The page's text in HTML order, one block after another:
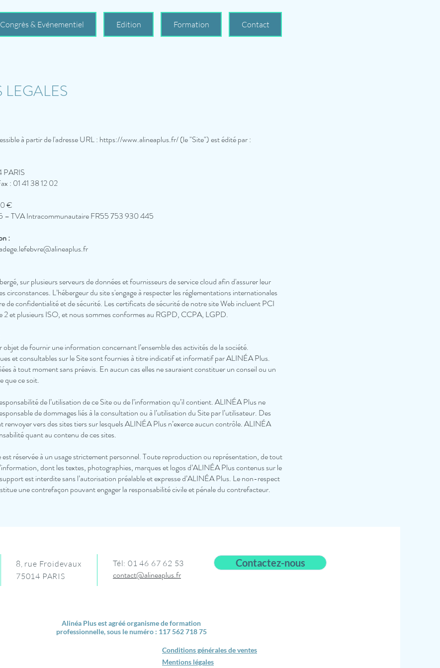
Congrès & Evénementiel Edition Formation Contact
à partir de l'adresse URL : https://www.alineaplus.fr/(le "Site") est édité par :
PARIS
: 01 41 38 12 02
€
– TVA Intracommunautaire FR55 753 930 445
:
sur plusieurs serveurs de données et fournisseurs de service cloud afin d'assurer leur
L’hébergeur du site s'engage à respecter les réglementations internationales
de confidentialité et de sécurité. Les certificats de sécurité de notre site Web incluent PCI
2 et plusieurs ISO, et nous sommes conformes au RGPD, CCPA, LGPD.
objet de fournir une information concernant l’ensemble des activités de la société.
et consultables sur le Site sont fournies à titre indicatif et informatif par ALINÉA Plus.
à tout moment sans préavis. En aucun cas elles ne sauraient constituer un conseil ou un
que ce soit.
de l’utilisation de ce Site ou de l’information qu’il contient. ALINÉA Plus ne
de dommages liés à la consultation ou à l’utilisation du Site par l’utilisateur. Des
renvoyer vers des sites tiers sur lesquels ALINÉA Plus n’exerce aucun contrôle. ALINÉA
quant au contenu de ces sites.
est réservée à un usage strictement personnel. Toute reproduction ou représentation, de tout
dont les textes, photographies, marques et logos d’ALINÉA Plus contenus sur le
est interdite sans l’autorisation préalable et expresse d’ALINÉA Plus. Le non-respect
une contrefaçon pouvant engager la responsabilité civile et pénale du contrefacteur.
8, rue Froidevaux
75014 PARIS
Tél: 01 46 67 62 53
contact@alineaplus.fr
Contactez-nous
Alinéa Plus est agréé organisme de formation
professionnelle, sous le numéro : 117 562 718 75
Conditions générales de ventes
Mentions légales